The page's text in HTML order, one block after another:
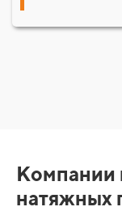
Компании
натяжных